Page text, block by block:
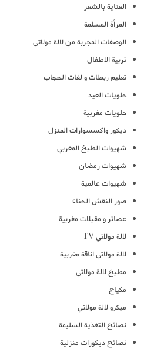
العناية بالشعر
المرأة المسلمة
الوصفات المجربة من لالة مولاتي
تربية الاطفال
تعليم ربطات و لفات الحجاب
حلويات العيد
حلويات مغربية
ديكور واكسسوارات المنزل
شهيوات الطبخ المغربي
شهيوات رمضان
شهيوات عالمية
صور النقش الحناء
عصائر و مقبلات مغربية
لالة مولاتي TV
لالة مولاتي اناقة مغربية
مطبخ لالة مولاتي
مكياج
ميكرو لالة مولاتي
نصائح التغذية السليمة
نصائح ديكورات منزلية